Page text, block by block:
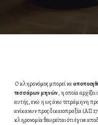
Ο κληρονόμος μπορεί να
τεσσάρων μηνών, η οποία
αυτής, ενώ η ως άνω τετράμηνη
ανίκανων προς δικαιοπραξία (ΑΠ
κληρονομία θεωρείται ότι έγινε